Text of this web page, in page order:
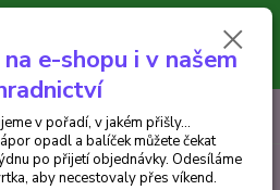
odeslání z e-shopu je 300 Kč.
opadl a balíček můžete čekat
po přijetí objednávky. Objednávky
pořadí, v jakém přišly...
Menu
CZK
e-shopu i v našem
v pořadí, v jakém přišly...
opadl a balíček můžete čekat
po přijetí objednávky. Odesíláme
aby necestovaly přes víkend.